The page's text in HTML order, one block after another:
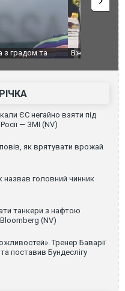
готує оновлення
Вийшов
фільму
ЄС негайно взяти під
— ЗМІ (NV)
як врятувати врожай
назвав головний чинник
танкери з нафтою
(NV)
Тренер Баварії
поставив Бундеслігу